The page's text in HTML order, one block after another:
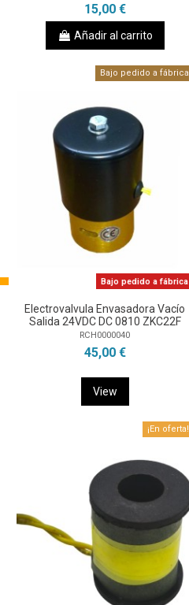
15,00 €
Añadir al carrito
Bajo pedido a fábrica
Bajo pedido a fábrica
Electrovalvula Envasadora Vacío
Salida 24VDC DC 0810 ZKC22F
RCH0000040
45,00 €
View
¡En oferta!